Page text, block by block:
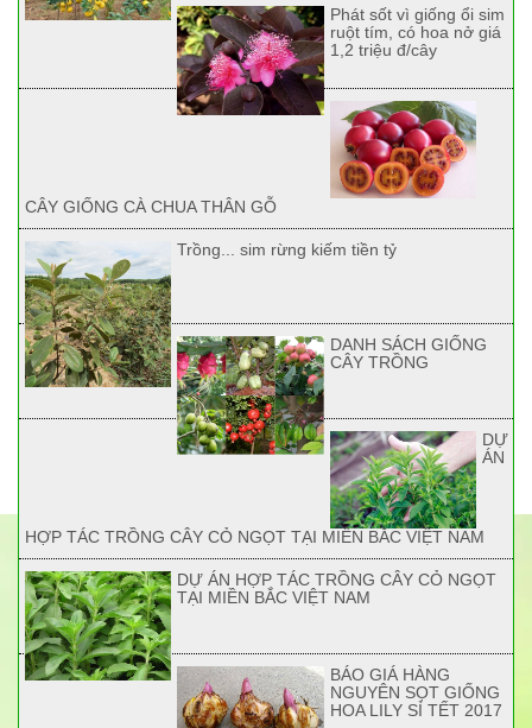
Phát sốt vì giống ổi sim
ruột tím, có hoa nở giá
1,2 triệu đ/cây
CÂY GIỐNG CÀ CHUA THÂN GỖ
Trồng... sim rừng kiếm tiền tỷ
DANH SÁCH GIỐNG
CÂY TRỒNG
DỰ
ÁN
HỢP TÁC TRỒNG CÂY CỎ NGỌT TẠI MIỀN BẮC VIỆT NAM
DỰ ÁN HỢP TÁC TRỒNG CÂY CỎ NGỌT
TẠI MIỀN BẮC VIỆT NAM
BÁO GIÁ HÀNG
NGUYÊN SỌT GIỐNG
HOA LILY SỈ TẾT 2017